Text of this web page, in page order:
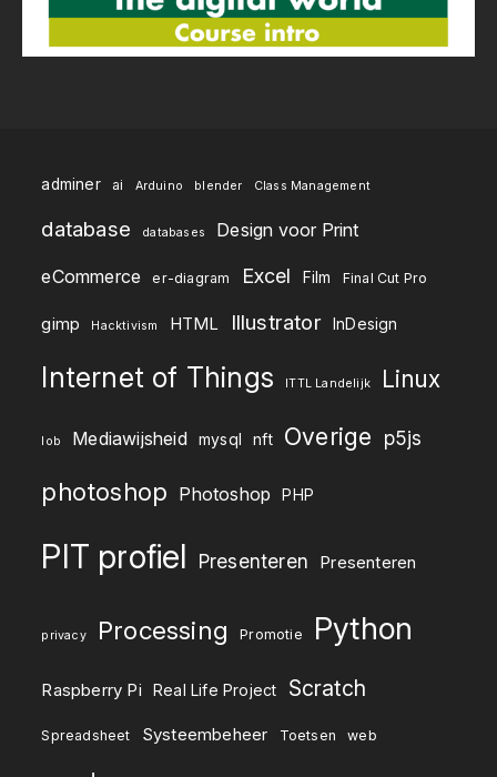
adminer ai Arduino blender Class Management
database databases Design voor Print
eCommerce er-diagram Excel Film Final Cut Pro
gimp Hacktivism HTML Illustrator InDesign
Internet of Things ITTL Landelijk Linux
lob Mediawijsheid mysql nft Overige p5js
photoshop Photoshop PHP
PIT profiel Presenteren Presenteren
privacy Processing Promotie Python
Raspberry Pi Real Life Project Scratch
Spreadsheet Systeembeheer Toetsen web